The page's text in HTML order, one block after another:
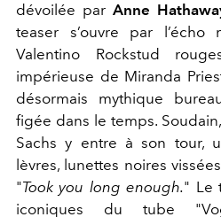
dévoilée par Anne
teaser s’ouvre par l’écho
Valentino Rockstud
impérieuse de Miranda
désormais mythique
figée dans le temps.
Sachs y entre à son tour,
lèvres, lunettes noires
"Took you long enough." Le
iconiques du tube